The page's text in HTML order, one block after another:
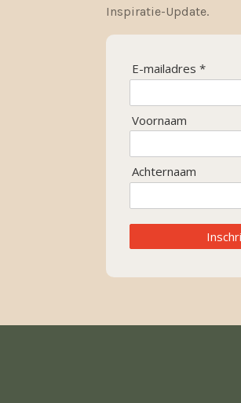
Inspiratie-Update.
E-mailadres *
Voornaam
Achternaam